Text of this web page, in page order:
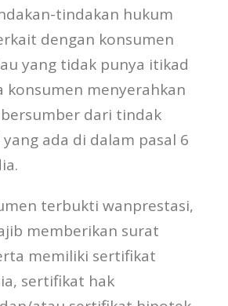
tindakan hukum
dengan konsumen
yang tidak punya itikad
konsumen menyerahkan
dari tindak
ada di dalam pasal 6
terbukti wanprestasi,
memberikan surat
memiliki sertifikat
sertifikat hak